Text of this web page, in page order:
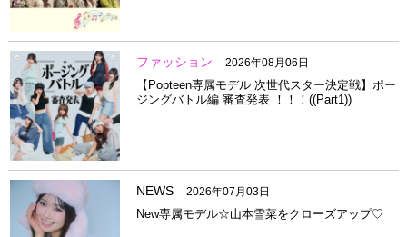
ファッション 2026年08月06日
【Popteen専属モデル 次世代スター決定戦】ポー
ジングバトル編 審査発表 ！！！((Part1))
NEWS 2026年07月03日
New専属モデル☆山本雪菜をクローズアップ♡